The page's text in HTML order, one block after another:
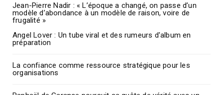
Jean-Pierre Nadir : « L’époque a changé, on passe d’un
modèle d’abondance à un modèle de raison, voire de
frugalité »
Angel Lover : Un tube viral et des rumeurs d'album en
préparation
La confiance comme ressource stratégique pour les
organisations